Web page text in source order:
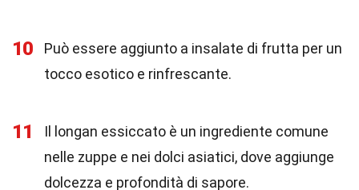
10
Può essere aggiunto a insalate di frutta per un
tocco esotico e rinfrescante.
11
Il longan essiccato è un ingrediente comune
nelle zuppe e nei dolci asiatici, dove aggiunge
dolcezza e profondità di sapore.